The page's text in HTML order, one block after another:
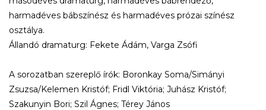
harmadéves bábszínész és harmadéves prózai színész
osztálya.
Állandó dramaturg: Fekete Ádám, Varga Zsófi
A sorozatban szereplő írók: Boronkay Soma/Simányi
Zsuzsa/Kelemen Kristóf; Fridl Viktória; Juhász Kristóf;
Szakunyin Bori; Szil Ágnes; Térey János